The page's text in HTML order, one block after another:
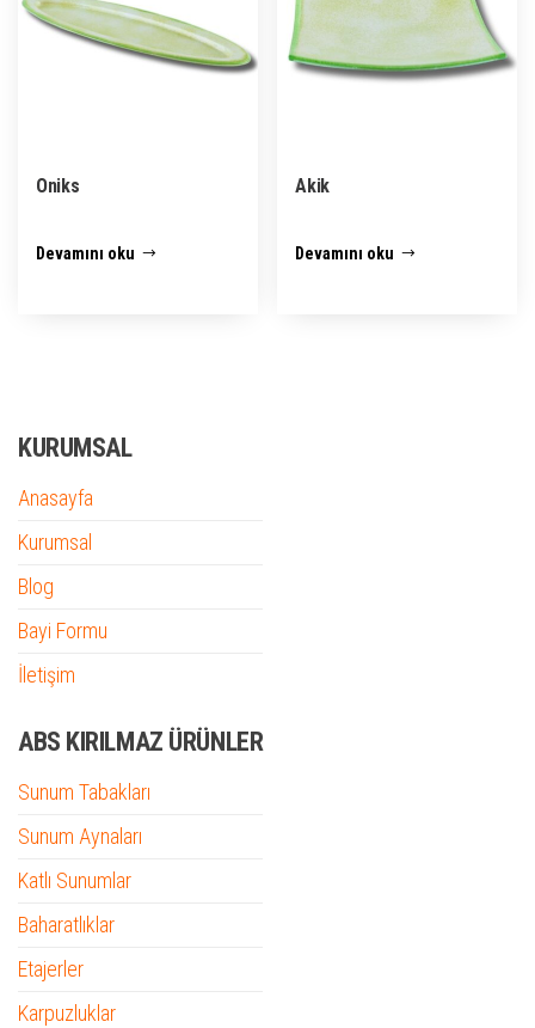
Oniks
Devamını oku
Akik
Devamını oku
KURUMSAL
Anasayfa
Kurumsal
Blog
Bayi Formu
İletişim
ABS KIRILMAZ ÜRÜNLER
Sunum Tabakları
Sunum Aynaları
Katlı Sunumlar
Baharatlıklar
Etajerler
Karpuzluklar